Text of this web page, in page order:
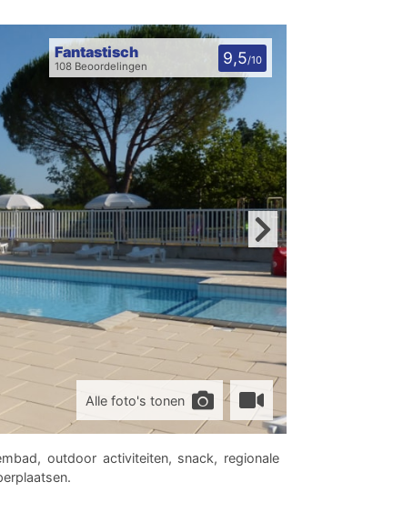
Alle foto's tonen
Fantastisch
108 Beoordelingen 9,5/10
outdoor activiteiten, snack, regionale